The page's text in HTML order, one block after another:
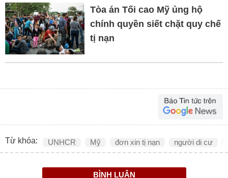
Tòa án Tối cao Mỹ ủng hộ
chính quyền siết chặt quy chế
tị nạn
Từ khóa: UNHCR Mỹ đơn xin tị nạn người di cư
BÌNH LUẬN